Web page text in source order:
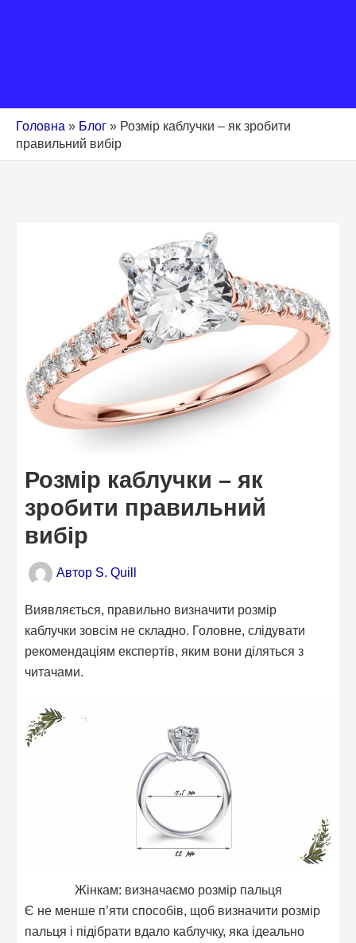
Головна » Блог » Розмір каблучки – як зробити
правильний вибір
Розмір каблучки – як
зробити правильний
вибір
Автор S. Quill
Виявляється, правильно визначити розмір
каблучки зовсім не складно. Головне, слідувати
рекомендаціям експертів, яким вони діляться з
читачами.
Жінкам: визначаємо розмір пальця
Є не менше п’яти способів, щоб визначити розмір
пальця і підібрати вдало каблучку, яка ідеально